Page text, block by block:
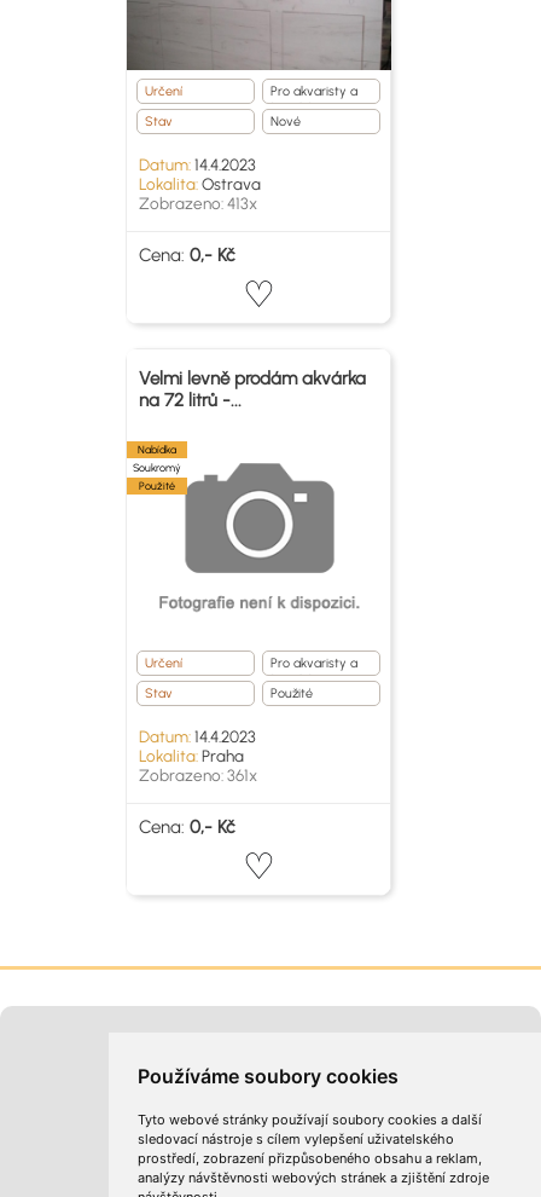
Používáme soubory cookies
Tyto webové stránky používají soubory cookies a další
sledovací nástroje s cílem vylepšení uživatelského
prostředí, zobrazení přizpůsobeného obsahu a reklam,
analýzy návštěvnosti webových stránek a zjištění zdroje
Určení
Pro akvaristy a
teraristy
Stav
Nové
Datum:14.4.2023
Lokalita:Ostrava
Zobrazeno: 413x
Cena: 0,- Kč
Velmi levně prodám akvárka
na 72 litrů -...
Nabídka
Soukromý
Použité
Určení
Pro akvaristy a
teraristy
Stav
Použité
Datum:14.4.2023
Lokalita:Praha
Zobrazeno: 361x
Cena: 0,- Kč
Kontakt na provozovatele